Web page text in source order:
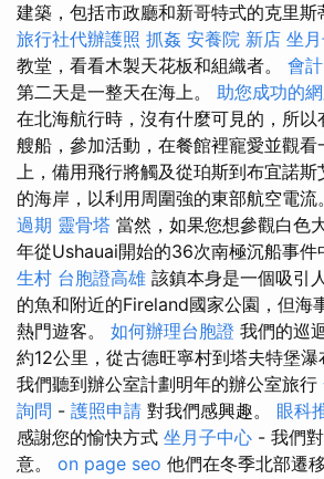
建築，包括市政廳和新哥特式的克里斯
旅行社代辦護照 抓姦 安養院 新店 坐
教堂，看看木製天花板和組織者。 會
第二天是一整天在海上。 助您成功的
在北海航行時，沒有什麼可見的，所以
艘船，參加活動，在餐館裡寵愛並觀
上，備用飛行將觸及從珀斯到布宜諾
的海岸，以利用周圍強的東部航空電流
過期 靈骨塔 當然，如果您想參觀白色
年從Ushauai開始的36次南極沉船事件
生村 台胞證高雄 該鎮本身是一個吸引
的魚和附近的Fireland國家公園，但海
熱門遊客。 如何辦理台胞證 我們的巡
約12公里，從古德旺寧村到塔夫特堡瀑
我們聽到辦公室計劃明年的辦公室旅行
詢問 - 護照申請 對我們感興趣。 眼科
感謝您的愉快方式 坐月子中心 - 我們
意。 on page seo 他們在冬季北部遷